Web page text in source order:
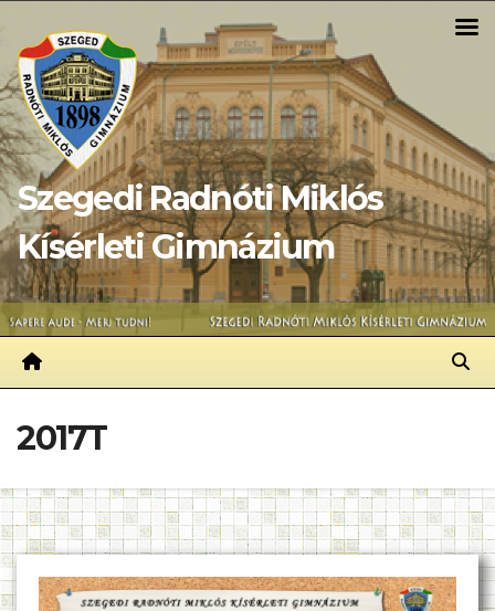
content
Szegedi Radnóti Miklós
Kísérleti Gimnázium
2017T